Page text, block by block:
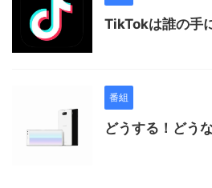
TikTokは誰の手
番組
どうする！どう